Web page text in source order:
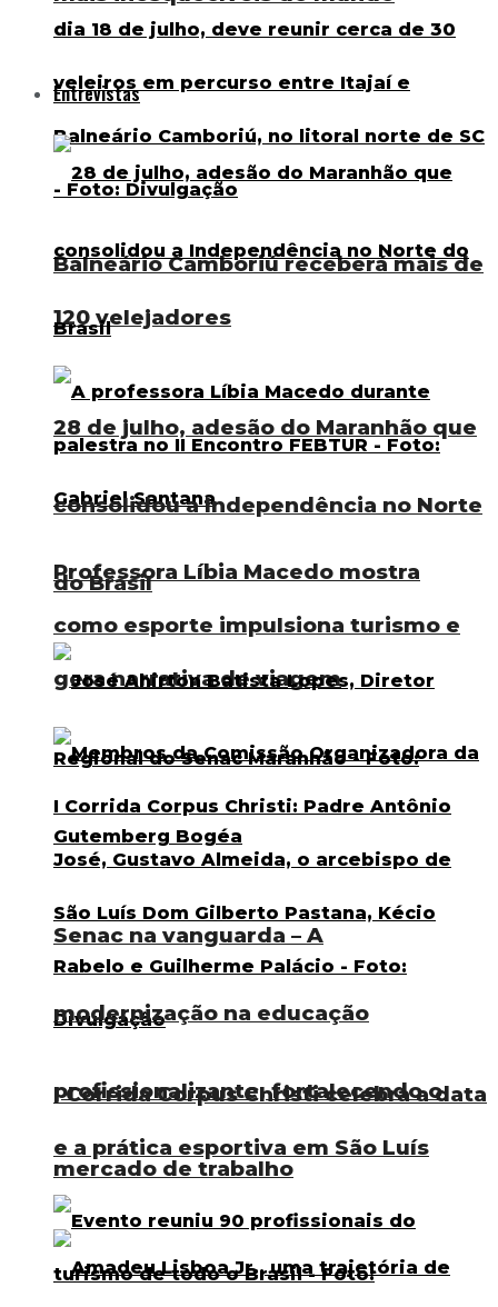
Balneário Camboriú receberá mais de
120 velejadores
Professora Líbia Macedo mostra
como esporte impulsiona turismo e
gera narrativa de viagem
I Corrida Corpus Christi celebra a data
e a prática esportiva em São Luís
Entrevistas
28 de julho, adesão do Maranhão que
consolidou a Independência no Norte
do Brasil
Senac na vanguarda – A
modernização na educação
profissionalizante, fortalecendo o
mercado de trabalho